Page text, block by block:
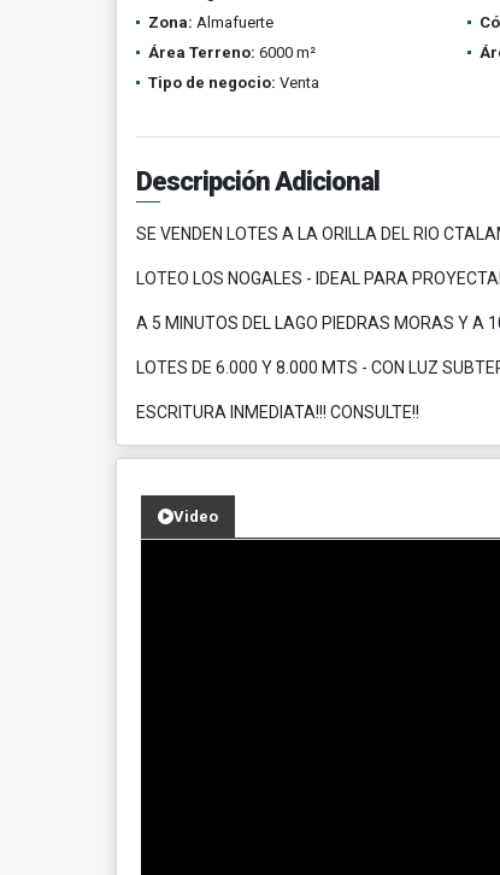
Zona: Almafuerte
Área Terreno: 6000 m²
Tipo de negocio: Venta
Descripción Adicional
SE VENDEN LOTES A LA ORILLA DEL RIO
LOTEO LOS NOGALES - IDEAL PARA
A 5 MINUTOS DEL LAGO PIEDRAS MORAS Y A
LOTES DE 6.000 Y 8.000 MTS - CON LUZ
ESCRITURA INMEDIATA!!! CONSULTE!!
Video